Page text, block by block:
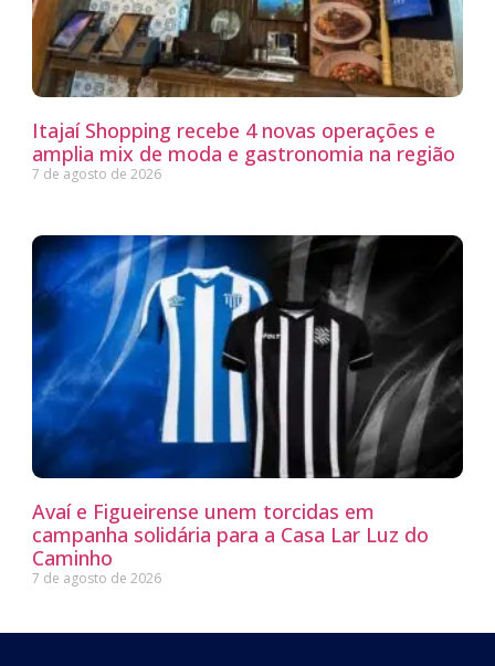
Itajaí Shopping recebe 4 novas operações e
amplia mix de moda e gastronomia na região
7 de agosto de 2026
Avaí e Figueirense unem torcidas em
campanha solidária para a Casa Lar Luz do
Caminho
7 de agosto de 2026